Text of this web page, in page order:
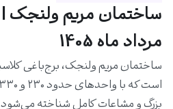
ساختمان مریم ولنجک
مرداد ماه 1405
ساختمان مریم ولنجک، برج‌باغی
بزرگ و مشاعات کامل شناخته